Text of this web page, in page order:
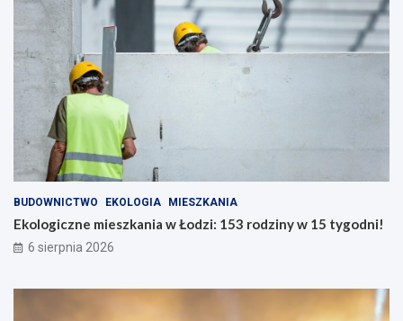
BUDOWNICTWO EKOLOGIA MIESZKANIA
Ekologiczne mieszkania w Łodzi: 153 rodziny w 15 tygodni!
6 sierpnia 2026